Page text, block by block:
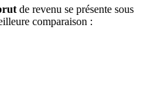
de revenu se présente sous
comparaison :